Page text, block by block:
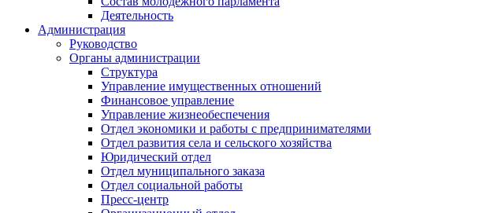
Деятельность
Администрация
Руководство
Органы администрации
Структура
Управление имущественных отношений
Финансовое управление
Управление жизнеобеспечения
Отдел экономики и работы с предпринимателями
Отдел развития села и сельского хозяйства
Юридический отдел
Отдел муниципального заказа
Отдел социальной работы
Пресс-центр